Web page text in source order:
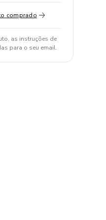
comprado
as instruções de
para o seu email.